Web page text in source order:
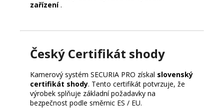
zařízení.
Český Certifikát shody
Kamerový systém SECURIA PRO získal slovenský
certifikát shody. Tento certifikát potvrzuje, že
výrobek splňuje základní požadavky na
bezpečnost podle směrnic ES / EU.